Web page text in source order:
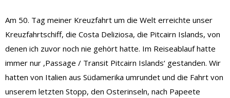
Am 50. Tag meiner Kreuzfahrt um die Welt erreichte unser
Kreuzfahrtschiff, die Costa Deliziosa, die Pitcairn Islands, von
denen ich zuvor noch nie gehört hatte. Im Reiseablauf hatte
immer nur ,Passage / Transit Pitcairn Islands‘ gestanden. Wir
hatten von Italien aus Südamerika umrundet und die Fahrt von
unserem letzten Stopp, den Osterinseln, nach Papeete